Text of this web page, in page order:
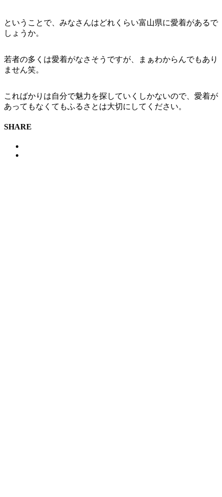
ということで、みなさんはどれくらい富山県に愛着があるで
しょうか。
若者の多くは愛着がなさそうですが、まぁわからんでもあり
ません笑。
こればかりは自分で魅力を探していくしかないので、愛着が
あってもなくてもふるさとは大切にしてください。
SHARE